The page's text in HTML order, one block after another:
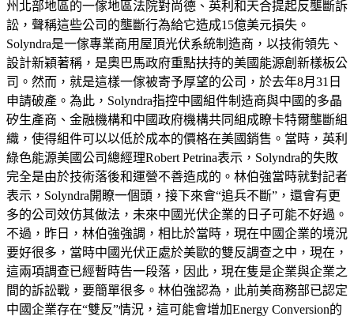
州北部地區的一傢地區法院對尚德、英利和天合提起反壟斷訴
訟，聲稱這些公司的壟斷行為給它造成15億美元損失。
Solyndra是一傢專業商用屋頂光伏系統制造商，以技術領先、
設計新穎著稱，是奧巴馬政府重點扶持的美國能源創新樣板公
司。然而，就是這樣一傢被寄予厚望的公司，於去年8月31日
申請破產。為此，Solyndra指控中國組件制造商與中國的多晶
矽生產商、金融機構和中國政府機構共同組成瞭卡特爾壟斷組
織，使得組件可以以低於成本的價格在美國銷售。當時，英利
綠色能源美國公司總經理Robert Petrina表示，Solyndra的失敗
完全是由於技術落後和運營不善造成的。林伯強當時就對記者
表示，Solyndra開瞭一個頭，接下來會“追兵不斷”，還會有更
多的公司效仿其做法，未來中國光伏企業的日子可能不好過。
不過，昨日，林伯強強調，相比於當時，現在中國企業的境況
要好很多，當時中國光伏正處於美歐的雙反調查之中，現在，
這兩項調查已經暫時告一段落，因此，現在隻是企業與企業之
間的訴訟戰，要簡單很多。林伯強認為，此前美商務部已認定
中國企業存在“雙反”情況，這可能會增加Energy Conversion的